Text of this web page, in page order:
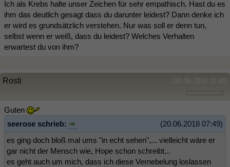
Ich als Krebs halte unser Zeichen für sehr empathisch. Hast du es
ihm das deutlich gesagt dass du darunter leidest? Dann denke ich
er wird es grundsätzlich verstehen. Nur was soll er denn tun,
selbst wenn er weiß, dass du leidest? Welches Verhalten
erwartest du von ihm?
(20.06.2018 11:48)
Rosti
Guten
(20.06.2018 07:49)
seerose schrieb:
es ging doch bloß mal ums "in echt sehen",... vielleicht wäre er
gar nicht der Mensch wie, Hope schon schreibt,..
es geht auch um mich, dass ich diese Vernebelung loslassen